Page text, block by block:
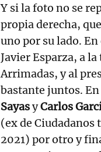
Y si la foto no se
propia derecha,
uno por su lado.
Javier Esparza, a
Arrimadas, y al
bastante juntos.
SayasyCarlos
(ex de Ciudadanos
2021) por otro y